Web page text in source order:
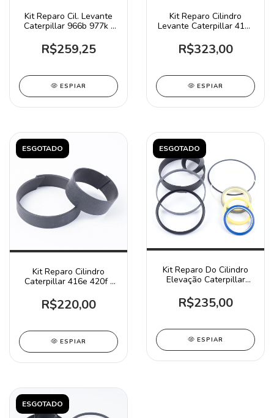
Kit Reparo Cil. Levante
Caterpillar 966b 977k /
R$259,25
ESPIAR
Kit Reparo Cilindro
Levante Caterpillar 416c
R$323,00
ESPIAR
ESGOTADO
Kit Reparo Cilindro
Caterpillar 416e 420f /
R$220,00
ESPIAR
ESGOTADO
Kit Reparo Do Cilindro
Elevação Caterpillar
R$235,00
ESPIAR
ESGOTADO